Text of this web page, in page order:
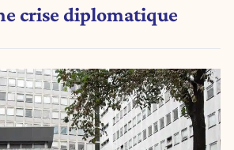
crise diplomatique